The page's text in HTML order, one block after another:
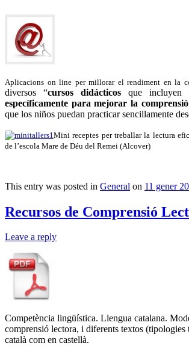
Aplicacions on line per millorar el rendiment en la
diversos “cursos didácticos que incluyen
específicamente para mejorar la
que los niños puedan practicar sencillamente
Mini receptes per treballar la lectura
de l’escola Mare de Déu del Remei (Alcover)
This entry was posted in General on 11 gener
Recursos de Comprensió
Leave a reply
Competència lingüística. Llengua catalana.
comprensió lectora, i diferents textos (tipologies
català com en castellà.